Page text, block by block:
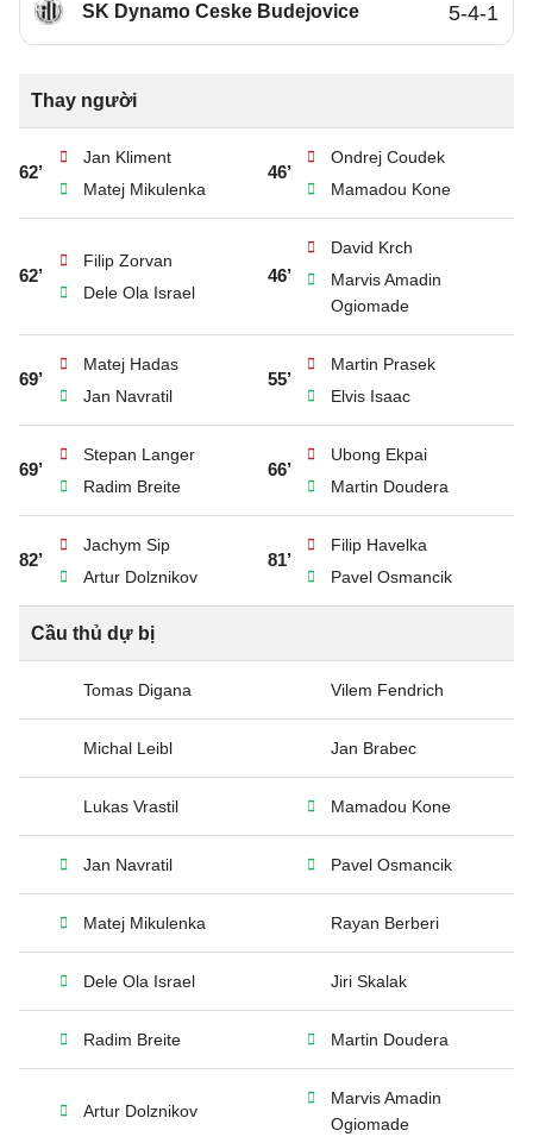
SK Dynamo Ceske Budejovice 5-4-1
Thay người
62’
Jan Kliment
Matej Mikulenka
46’
Ondrej Coudek
Mamadou Kone
62’
Filip Zorvan
Dele Ola Israel
46’
David Krch
Marvis Amadin
Ogiomade
69’
Matej Hadas
Jan Navratil
55’
Martin Prasek
Elvis Isaac
69’
Stepan Langer
Radim Breite
66’
Ubong Ekpai
Martin Doudera
82’
Jachym Sip
Artur Dolznikov
81’
Filip Havelka
Pavel Osmancik
Cầu thủ dự bị
Tomas Digana Vilem Fendrich
Michal Leibl Jan Brabec
Lukas Vrastil Mamadou Kone
Jan Navratil Pavel Osmancik
Matej Mikulenka Rayan Berberi
Dele Ola Israel Jiri Skalak
Radim Breite Martin Doudera
Artur Dolznikov
Marvis Amadin
Ogiomade